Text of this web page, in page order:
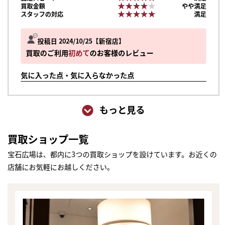
投稿日 2024/10/25 新宿店
買取のご利用初めてのお客様のレビュー
気に入った点・気に入らなかった点
買取金額
★★★★★
★★★★★
やや満足
スタッフの対応
★★★★★
★★★★★ 満足
もっと見る
買取ショップ一覧
宝石広場は、都内に3つの買取ショップを設けています。お近くの
店舗にお気軽にお越しください。